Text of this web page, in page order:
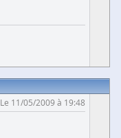
Le 11/05/2009 à 19:48